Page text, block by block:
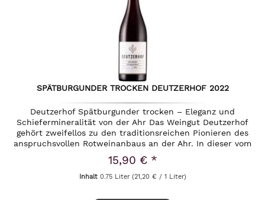
SPÄTBURGUNDER TROCKEN DEUTZERHOF 2022
Deutzerhof Spätburgunder trocken – Eleganz und
Schiefermineralität von der Ahr Das Weingut Deutzerhof
gehört zweifellos zu den traditionsreichen Pionieren des
anspruchsvollen Rotweinanbaus an der Ahr. In dieser vom
Schiefer geprägten,...
15,90 € *
Inhalt 0.75 Liter (21,20 € / 1 Liter)